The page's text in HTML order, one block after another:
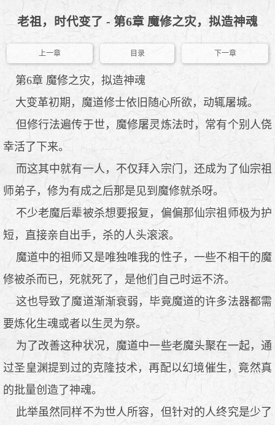
老祖，时代变了 - 第6章 魔修之灾，拟造神魂
上一章 目录 下一章
第6章 魔修之灾，拟造神魂
大变革初期，魔道修士依旧随心所欲，动辄屠城。
但修行法遍传于世，魔修屠灵炼法时，常有个别人侥
幸活了下来。
而这其中就有一人，不仅拜入宗门，还成为了仙宗祖
师弟子，修为有成之后那是见到魔修就杀呀。
不少老魔后辈被杀想要报复，偏偏那仙宗祖师极为护
短，直接亲自出手，杀的人头滚滚。
魔道中的祖师又是唯独唯我的性子，一些不相干的魔
修被杀而已，死就死了，是他们自己时运不济。
这也导致了魔道渐渐衰弱，毕竟魔道的许多法器都需
要炼化生魂或者以生灵为祭。
为了改善这种状况，魔道中一些老魔头聚在一起，通
过圣皇渊提到过的克隆技术，再配以幻境催生，竟然真
的批量创造了神魂。
此举虽然同样不为世人所容，但针对的人终究是少了